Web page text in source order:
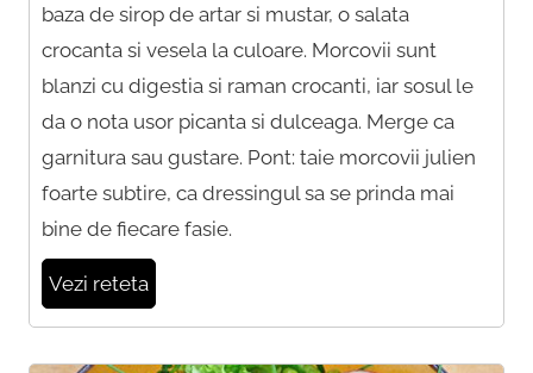
baza de sirop de artar si mustar, o salata
crocanta si vesela la culoare. Morcovii sunt
blanzi cu digestia si raman crocanti, iar sosul le
da o nota usor picanta si dulceaga. Merge ca
garnitura sau gustare. Pont: taie morcovii julien
foarte subtire, ca dressingul sa se prinda mai
bine de fiecare fasie.
Vezi reteta